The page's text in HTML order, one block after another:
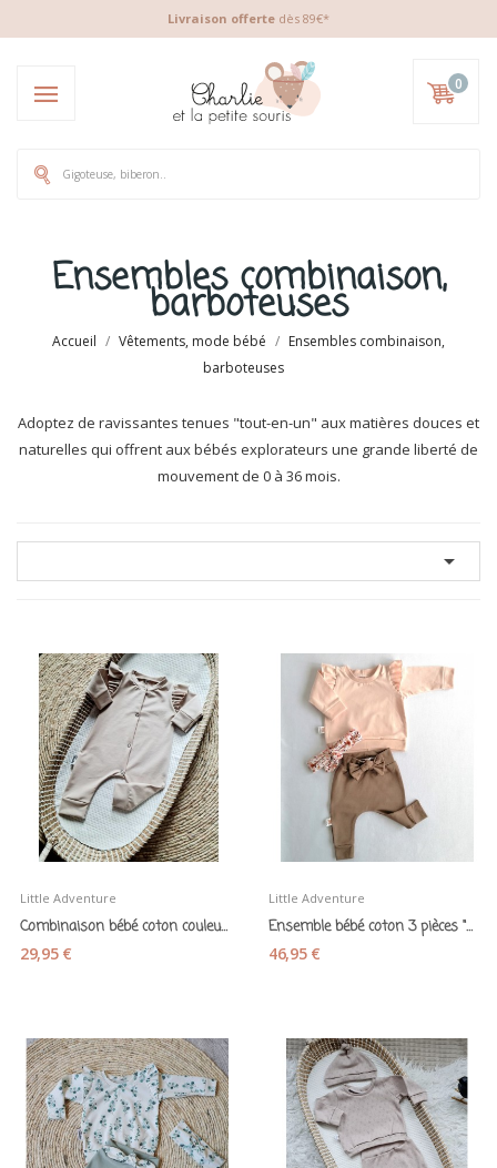
Livraison offerte dès 89€*
0
Ensembles combinaison,
barboteuses
Accueil Vêtements, mode bébé
Ensembles combinaison,
barboteuses
Adoptez de ravissantes tenues "tout-en-un" aux matières douces et
naturelles qui offrent aux bébés explorateurs une grande liberté de
mouvement de 0 à 36 mois.

Little Adventure
Combinaison bébé coton couleur sable - Little...
29,95 €
Little Adventure
Ensemble bébé coton 3 pièces "Rose/Havane"-...
46,95 €